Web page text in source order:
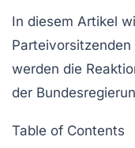
In diesem Artikel
Parteivorsitzenden
werden die
der
Table of Contents